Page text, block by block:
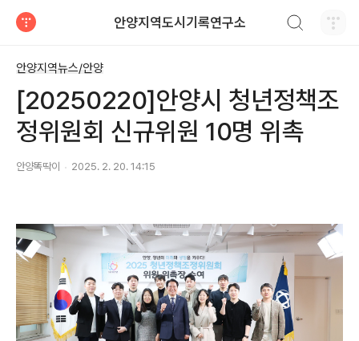
안양지역도시기록연구소
안양지역뉴스/안양
[20250220]안양시 청년정책조
정위원회 신규위원 10명 위촉
안양똑딱이 2025. 2. 20. 14:15